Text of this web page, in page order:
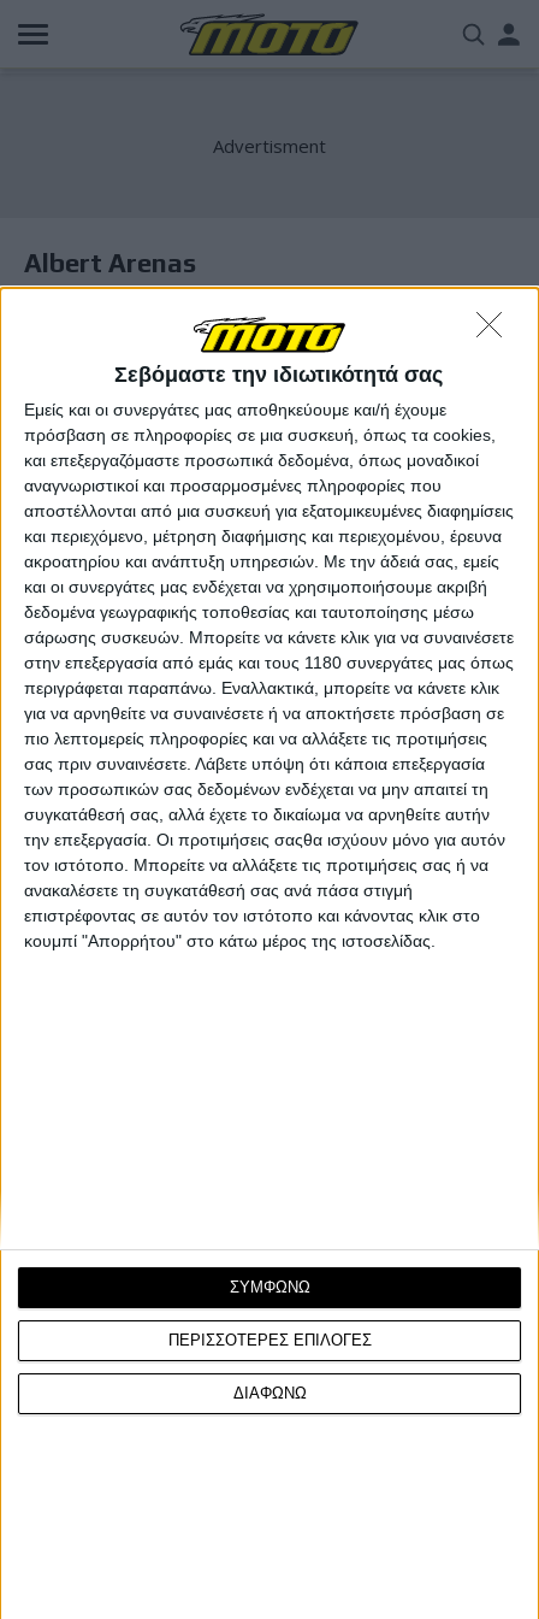
Σεβόμαστε την ιδιωτικότητά σας
Εμείς και οι συνεργάτες μας αποθηκεύουμε και/ή έχουμε
πρόσβαση σε πληροφορίες σε μια συσκευή, όπως τα cookies,
και επεξεργαζόμαστε προσωπικά δεδομένα, όπως μοναδικοί
αναγνωριστικοί και προσαρμοσμένες πληροφορίες που
αποστέλλονται από μια συσκευή για εξατομικευμένες διαφημίσεις
και περιεχόμενο, μέτρηση διαφήμισης και περιεχομένου, έρευνα
ακροατηρίου και ανάπτυξη υπηρεσιών. Με την άδειά σας, εμείς
και οι συνεργάτες μας ενδέχεται να χρησιμοποιήσουμε ακριβή
δεδομένα γεωγραφικής τοποθεσίας και ταυτοποίησης μέσω
σάρωσης συσκευών. Μπορείτε να κάνετε κλικ για να συναινέσετε
στην επεξεργασία από εμάς και τους 1180 συνεργάτες μας όπως
περιγράφεται παραπάνω. Εναλλακτικά, μπορείτε να κάνετε κλικ
για να αρνηθείτε να συναινέσετε ή να αποκτήσετε πρόσβαση σε
πιο λεπτομερείς πληροφορίες και να αλλάξετε τις προτιμήσεις
σας πριν συναινέσετε. Λάβετε υπόψη ότι κάποια επεξεργασία
των προσωπικών σας δεδομένων ενδέχεται να μην απαιτεί τη
συγκατάθεσή σας, αλλά έχετε το δικαίωμα να αρνηθείτε αυτήν
την επεξεργασία. Οι προτιμήσεις σαςθα ισχύουν μόνο για αυτόν
τον ιστότοπο. Μπορείτε να αλλάξετε τις προτιμήσεις σας ή να
ανακαλέσετε τη συγκατάθεσή σας ανά πάσα στιγμή
επιστρέφοντας σε αυτόν τον ιστότοπο και κάνοντας κλικ στο
κουμπί "Απορρήτου" στο κάτω μέρος της ιστοσελίδας.
ΠΕΡΙΣΣΟΤΕΡΕΣ ΕΠΙΛΟΓΕΣ
ΔΙΑΦΩΝΩ
ΣΥΜΦΩΝΩ
Παράκαμψη
προς
Albert Arenas
World Superbike 15/6/2026
MOTUL WSBK, Misano: Στις 25 νίκες το σερί του
άπιαστου Bulega – Άτυχος ο Γιάννης Περιστεράς
Στην πίστα του Misano στην Ιταλία διεξήχθη ο 7ος αγώνας
του Παγκοσμίου Πρωταθλήματος Superbike που δεν είχε
εκπλήξεις στη μεγάλη κατηγορία, με τον Nicolo Bulega να
πετυχαίνει ένα ακόμη “τρία στα τρία”...
World Superbike
MOTUL WSBK, Aragon: Ακάθεκτος ο Bulega – Εκτός
βαθμών ο Περιστεράς
Ο Nicolo Bulega πήρε την 22η σερί νίκη του στη διοργάνωση,
ενώ ο αγώνας της Superpole ήταν ο πιο εντ...